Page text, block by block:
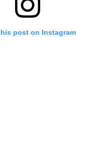
post on Instagram